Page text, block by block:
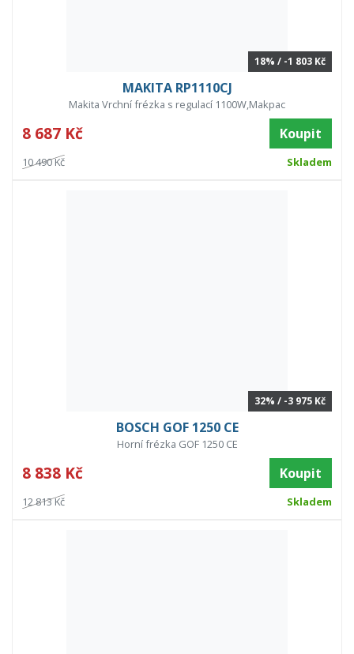
18% / -1 803 Kč
MAKITA RP1110CJ
Makita Vrchní frézka s regulací 1100W,Makpac
8 687 Kč Koupit
10 490 Kč Skladem
32% / -3 975 Kč
BOSCH GOF 1250 CE
Horní frézka GOF 1250 CE
8 838 Kč Koupit
12 813 Kč Skladem